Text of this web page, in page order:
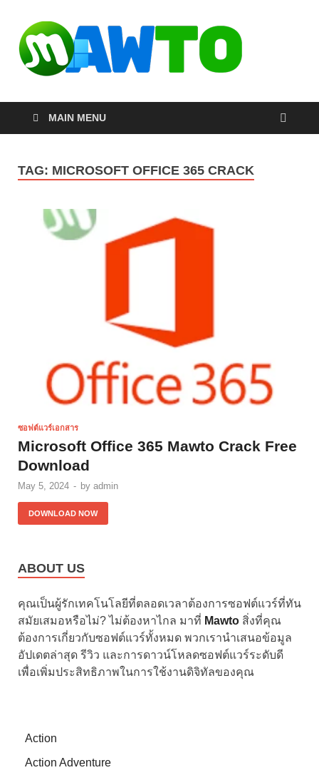
ครอบลิงค์
MAIN MENU
TAG: MICROSOFT OFFICE 365 CRACK
ซอฟต์แวร์เอกสาร
Microsoft Office 365 Mawto Crack Free
Download
May 5, 2024 - by admin
DOWNLOAD NOW
ABOUT US
คุณเป็นผู้รักเทคโนโลยีที่ตลอดเวลาต้องการซอฟต์แวร์ที่ทัน
สมัยเสมอหรือไม่? ไม่ต้องหาไกล มาที่ Mawto สิ่งที่คุณ
ต้องการเกี่ยวกับซอฟต์แวร์ทั้งหมด พวกเรานำเสนอข้อมูล
อัปเดตล่าสุด รีวิว และการดาวน์โหลดซอฟต์แวร์ระดับดี
เพื่อเพิ่มประสิทธิภาพในการใช้งานดิจิทัลของคุณ
Action
Action Adventure